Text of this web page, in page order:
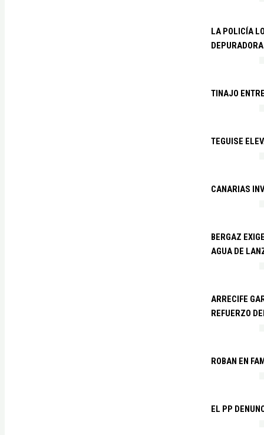
LA POLICÍA
TINAJO
TEGUISE
CANARIAS
BERGAZ
AGUA DE
ARRECIFE
REFUERZO
ROBAN EN
EL PP